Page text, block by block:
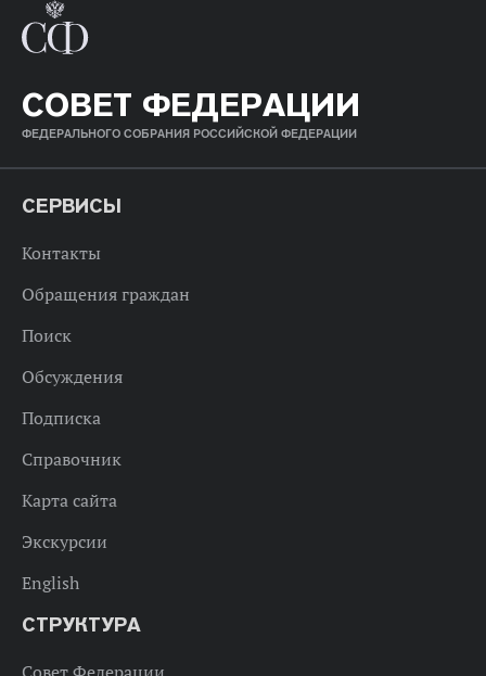
СОВЕТ ФЕДЕРАЦИИ
ФЕДЕРАЛЬНОГО СОБРАНИЯ РОССИЙСКОЙ ФЕДЕРАЦИИ
СЕРВИСЫ
Контакты
Обращения граждан
Поиск
Обсуждения
Подписка
Справочник
Карта сайта
Экскурсии
English
СТРУКТУРА
Совет Федерации